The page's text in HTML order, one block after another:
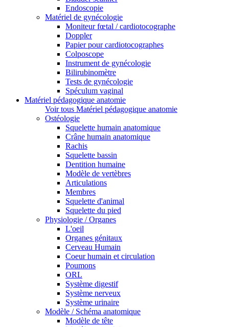
Endoscopie
Matériel de gynécologie
Moniteur fœtal / cardiotocographe
Doppler
Papier pour cardiotocographes
Colposcope
Instrument de gynécologie
Bilirubinomètre
Tests de gynécologie
Spéculum vaginal
Matériel pédagogique anatomie
Voir tous Matériel pédagogique anatomie
Ostéologie
Squelette humain anatomique
Crâne humain anatomique
Rachis
Squelette bassin
Dentition humaine
Modèle de vertèbres
Articulations
Membres
Squelette d'animal
Squelette du pied
Physiologie / Organes
L'oeil
Organes génitaux
Cerveau Humain
Coeur humain et circulation
Poumons
ORL
Système digestif
Système nerveux
Système urinaire
Modèle / Schéma anatomique
Modèle de tête